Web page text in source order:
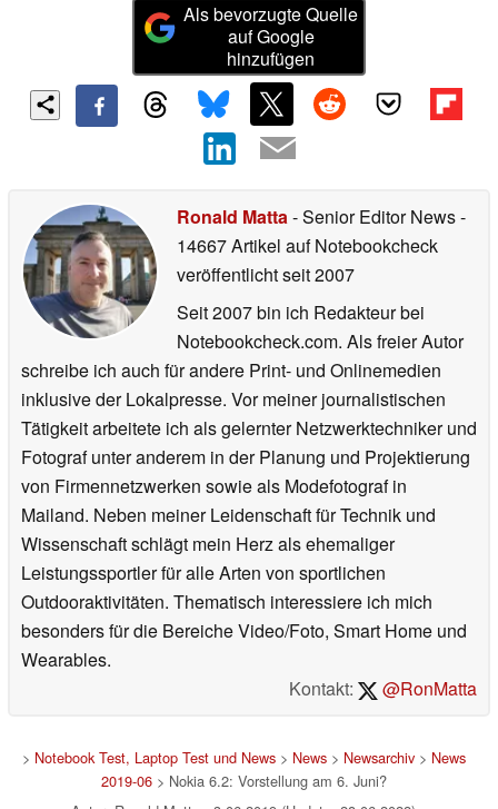
Als bevorzugte Quelle
auf Google
hinzufügen
Ronald Matta- Senior Editor News-
14667 Artikel auf Notebookcheck
veröffentlichtseit 2007
Seit 2007 bin ich Redakteur bei
Notebookcheck.com. Als freier Autor
schreibe ich auch für andere Print- und Onlinemedien
inklusive der Lokalpresse. Vor meiner journalistischen
Tätigkeit arbeitete ich als gelernter Netzwerktechniker und
Fotograf unter anderem in der Planung und Projektierung
von Firmennetzwerken sowie als Modefotograf in
Mailand. Neben meiner Leidenschaft für Technik und
Wissenschaft schlägt mein Herz als ehemaliger
Leistungssportler für alle Arten von sportlichen
Outdooraktivitäten. Thematisch interessiere ich mich
besonders für die Bereiche Video/Foto, Smart Home und
Wearables.
Kontakt:
@RonMatta
> Notebook Test, Laptop Test und News> News> Newsarchiv> News
2019-06> Nokia 6.2: Vorstellung am 6. Juni?